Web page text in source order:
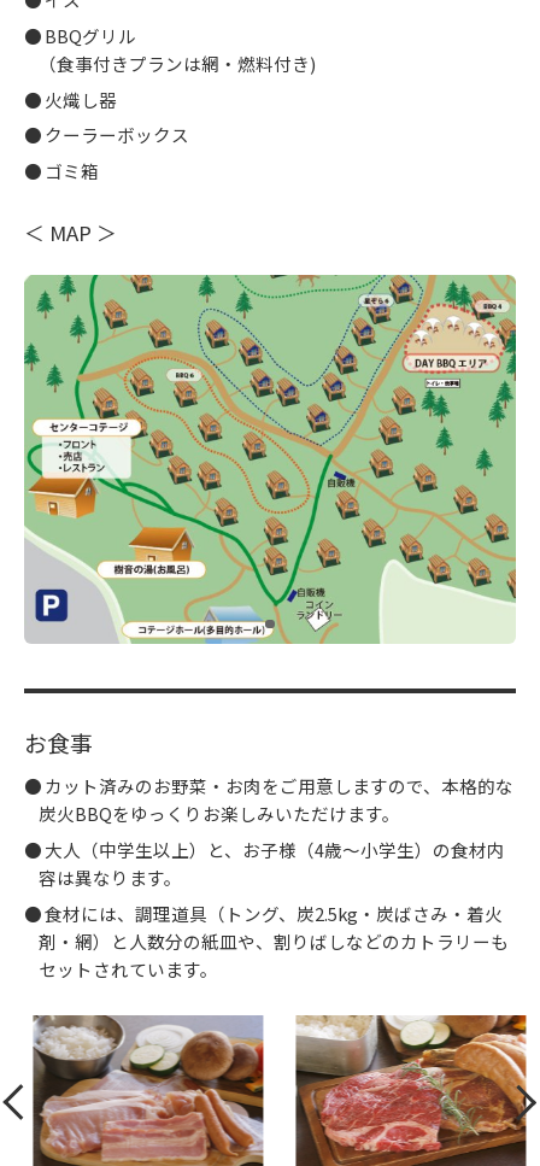
BBQグリル
（食事付きプランは網・燃料付き)
火熾し器
クーラーボックス
ゴミ箱
＜ MAP ＞
お食事
カット済みのお野菜・お肉をご用意しますので、本格的な
炭火BBQをゆっくりお楽しみいただけます。
大人（中学生以上）と、お子様（4歳～小学生）の食材内
容は異なります。
食材には、調理道具（トング、炭2.5kg・炭ばさみ・着火
剤・網）と人数分の紙皿や、割りばしなどのカトラリーも
セットされています。